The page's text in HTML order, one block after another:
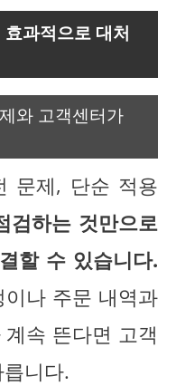
과적으로 대처
와 고객센터가
문제, 단순 적용
검하는 것만으로
할 수 있습니다.
나 주문 내역과
속 뜬다면 고객
니다.